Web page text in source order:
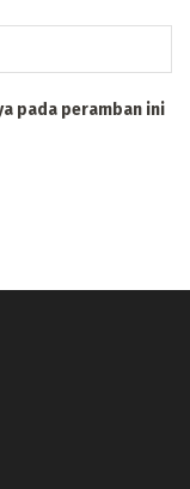
pada peramban ini